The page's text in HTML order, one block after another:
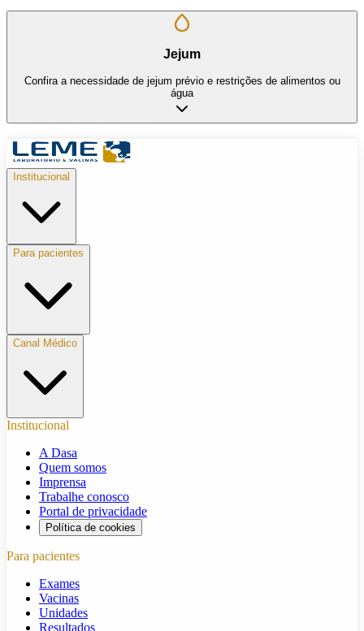
Jejum
Confira a necessidade de jejum prévio e restrições de alimentos ou
água
Institucional
Para pacientes
Canal Médico
Institucional
A Dasa
Quem somos
Imprensa
Trabalhe conosco
Portal de privacidade
Política de cookies
Para pacientes
Exames
Vacinas
Unidades
Resultados